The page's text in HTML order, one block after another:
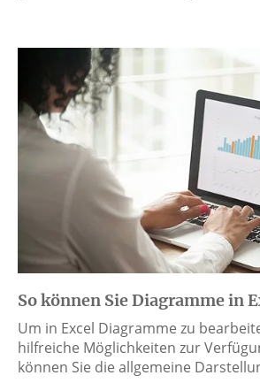
So können Sie Diagramme in
Um in Excel Diagramme zu
hilfreiche Möglichkeiten zur
können Sie die allgemeine